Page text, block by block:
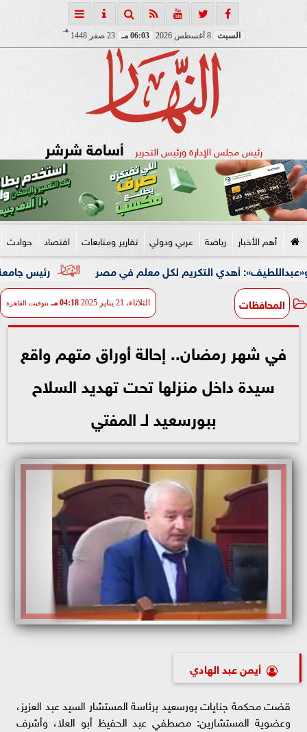
السبت 8 أغسطس 2026 06:03 مـ 23 صفر 1448
هـ
رئيس مجلس الإدارة ورئيس التحرير أسامة شرشر
أهم الأخبار رياضة عربي ودولي تقارير ومتابعات اقتصاد حوادث
رئيس جامعة المنوفية أهدي التكريم لكل معلم في مصر
المحافظات الثلاثاء، 21 يناير 2025 04:18 مـ بتوقيت القاهرة
في شهر رمضان.. إحالة أوراق متهم واقع
سيدة داخل منزلها تحت تهديد السلاح
ببورسعيد لـ المفتي
أيمن عبد الهادي
قضت محكمة جنايات بورسعيد برئاسة المستشار السيد عبد العزيز،
وعضوية المستشارين: مصطفي عبد الحفيظ أبو العلا، وأشرف